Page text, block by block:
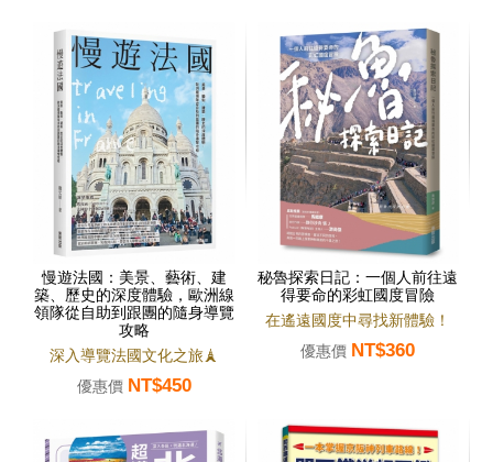
慢遊法國：美景、藝術、建
築、歷史的深度體驗，歐洲線
領隊從自助到跟團的隨身導覽
攻略
深入導覽法國文化之旅🗼
優惠價 NT$450
秘魯探索日記：一個人前往遠
得要命的彩虹國度冒險
在遙遠國度中尋找新體驗！
優惠價 NT$360